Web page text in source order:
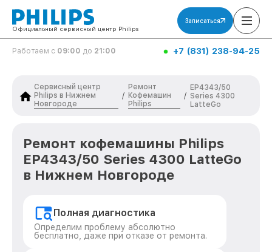
Официальный сервисный центр Philips
Записаться
Работаем с 09:00 до 21:00 +7 (831) 238-94-25
Сервисный центр
Philips в Нижнем
Новгороде
/
Ремонт
Кофемашин
Philips
/
EP4343/50
Series 4300
LatteGo
Ремонт кофемашины Philips
EP4343/50 Series 4300 LatteGo
в Нижнем Новгороде
Полная диагностика
Определим проблему абсолютно
бесплатно, даже при отказе от ремонта.